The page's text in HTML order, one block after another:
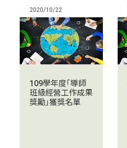
2020/10/22
109學年度｢導師
班級經營工作成果
獎勵｣獲獎名單